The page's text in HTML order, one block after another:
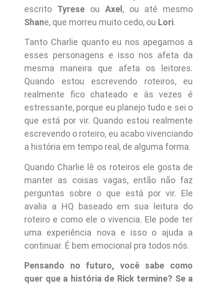
escrito Tyrese ou Axel, ou até mesmo
Shane, que morreu muito cedo, ou Lori.
Tanto Charlie quanto eu nos apegamos a
esses personagens e isso nos afeta da
mesma maneira que afeta os leitores.
Quando estou escrevendo roteiros, eu
realmente fico chateado e às vezes é
estressante, porque eu planejo tudo e sei o
que está por vir. Quando estou realmente
escrevendo o roteiro, eu acabo vivenciando
a história em tempo real, de alguma forma.
Quando Charlie lê os roteiros ele gosta de
manter as coisas vagas, então não faz
perguntas sobre o que está por vir. Ele
avalia a HQ baseado em sua leitura do
roteiro e como ele o vivencia. Ele pode ter
uma experiência nova e isso o ajuda a
continuar. É bem emocional pra todos nós.
Pensando no futuro, você sabe como
quer que a história de Rick termine? Se a